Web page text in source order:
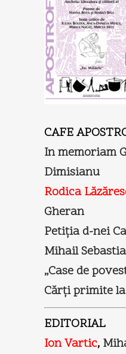
CAFE
In memoriam
Dimisianu
Rodica
Gheran
Petiţia d-nei
Mihail
„Case de
Cărţi primite
EDITORIAL
Ion Vartic,